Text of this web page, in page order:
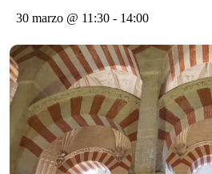
30 marzo @ 11:30 - 14:00